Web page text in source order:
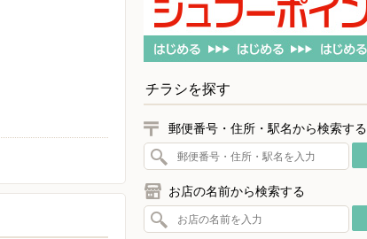
チラシを探す
郵便番号・住所・駅名から検索する
お店の名前から検索する